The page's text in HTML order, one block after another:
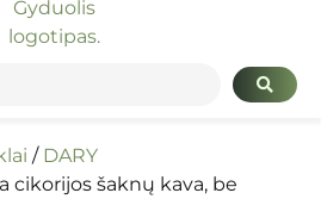
/ DARY
cikorijos šaknų kava, be